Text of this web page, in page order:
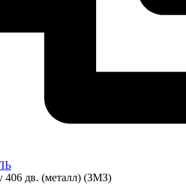
дв. (металл) (ЗМЗ)